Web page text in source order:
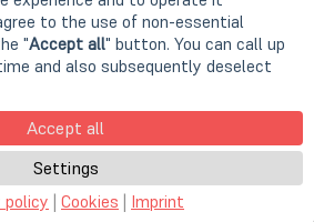
to the use of non-essential
"Accept all" button. You can call up
and also subsequently deselect
Accept all
Settings
policy | Cookies | Imprint